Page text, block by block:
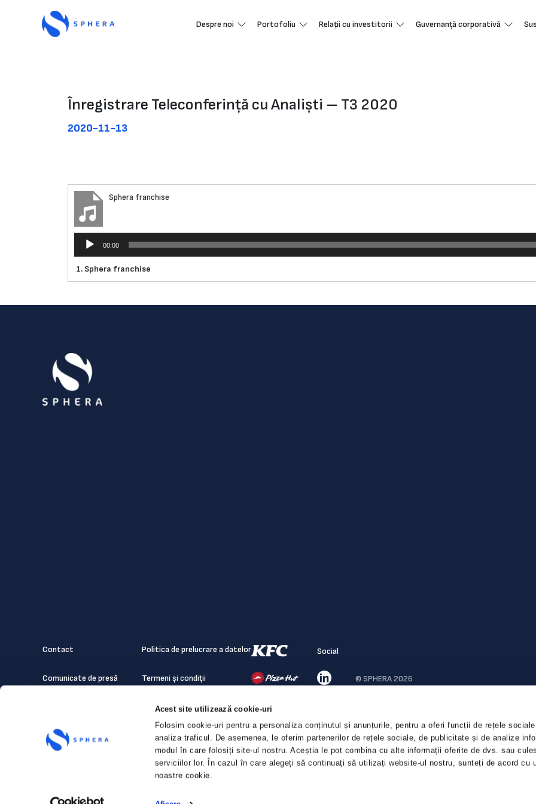
Acest site utilizează cookie-uri
Folosim cookie-uri pentru a personaliza conținutul și anunțurile, pentru a oferi funcții de rețele
analiza traficul. De asemenea, le oferim partenerilor de rețele sociale, de publicitate și de analize
modul în care folosiți site-ul nostru. Aceștia le pot combina cu alte informații oferite de dvs. sau
serviciilor lor. În cazul în care alegeți să continuați să utilizați website-ul nostru, sunteți de acord cu
noastre cookie.
Despre noi Portofoliu Relații cu investitorii Guvernanță corporativă
Înregistrare Teleconferință cu Analiști – T3 2020
2020-11-13
Sphera franchise
Player
audio
00:00
1. Sphera franchise
Contact
Comunicate de presă
Politica de prelucrare a datelor
Termeni și condiții
Declarația Cookie
Social
© SPHERA 2026